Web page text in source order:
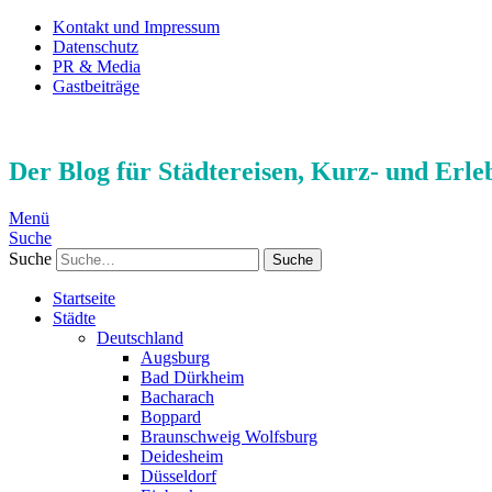
Kontakt und Impressum
Datenschutz
PR & Media
Gastbeiträge
Der Blog für Städtereisen, Kurz- und
Menü
Suche
Suche
Startseite
Städte
Deutschland
Augsburg
Bad Dürkheim
Bacharach
Boppard
Braunschweig Wolfsburg
Deidesheim
Düsseldorf